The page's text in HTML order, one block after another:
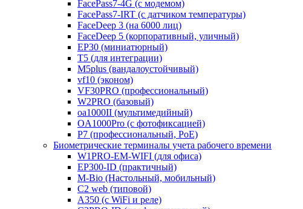
FacePass7-4G (с модемом)
FacePass7-IRT (с датчиком температуры)
FaceDeep 3 (на 6000 лиц)
FaceDeep 5 (корпоративный, уличный)
EP30 (миниатюрный)
T5 (для интеграции)
M5plus (вандалоустойчивый)
vf10 (эконом)
VF30PRO (профессиональный)
W2PRO (базовый)
oa1000II (мультимедийный)
OA1000Pro (с фотофиксацией)
P7 (профессиональный, PoE)
Биометрические терминалы учета рабочего времени
W1PRO-EM-WIFI (для офиса)
EP300-ID (практичный)
M-Bio (Настольный, мобильный)
С2 web (типовой)
A350 (с WiFi и реле)